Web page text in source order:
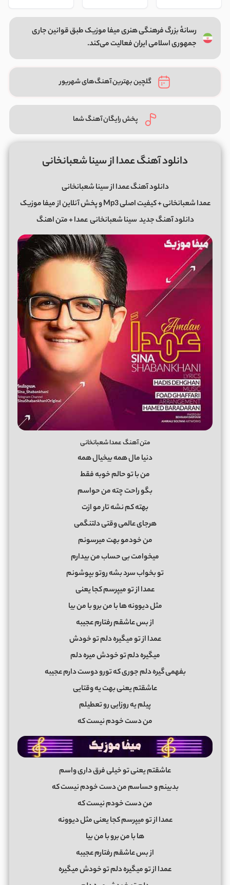
رسانهٔ بزرگ فرهنگی هنری میفا موزیک طبق قوانین جاری
جمهوری اسلامی ایران فعالیت می‌کند.
گلچین بهترین آهنگ‌های شهریور
پخش رایگان آهنگ شما
دانلود آهنگ عمدا از سینا شعبانخانی
دانلود آهنگ عمدا از سینا شعبانخانی
عمدا شعبانخانی + کیفیت اصلی Mp3 و پخش آنلاین از میفا موزیک
دانلود آهنگ جدید سینا شعبانخانیعمدا + متن اهنگ
متن آهنگ عمدا شعبانخانی
دنیا مال همه بیخیال همه
من با تو حالم خوبه فقط
بگو راحت چته من حواسم
بهته کم نشه تار مو ازت
هرجای عالمی وقتی دلتنگمی
من خودمو بهت میرسونم
میخوامت بی حساب من بیدارم
تو بخواب سرد بشه روتو بپوشونم
عمدا از تو میپرسم کجا یعنی
مثل دیوونه ها با من برو با من بیا
از بس عاشقم رفتارم عجیبه
عمدا از تو میگیره دلم تو خودش
میگیره دلم تو خودش میره دلم
بفهمی گیره دلم جوری که تورو دوست دارم عجیبه
عاشقتم یعنی بهت یه وقتایی
پیلم یه روزایی رو تعطیلم
من دست خودم نیست که
عاشقتم یعنی تو خیلی فرق داری واسم
بدبینم و حساسم من دست خودم نیست که
من دست خودم نیست که
عمدا از تو میپرسم کجا یعنی مثل دیوونه
ها با من برو با من بیا
از بس عاشقم رفتارم عجیبه
عمدا از تو میگیره دلم تو خودش میگیره